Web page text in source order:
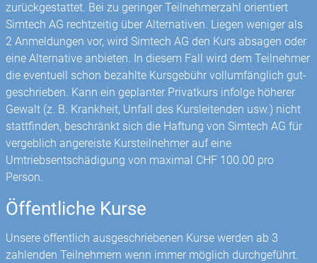
zurückgestattet. Bei zu geringer Teilnehmerzahl orientiert
Simtech AG rechtzeitig über Alternativen. Liegen weniger als
2 Anmeldungen vor, wird Simtech AG den Kurs absagen oder
eine Alternative anbieten. In diesem Fall wird dem Teilnehmer
die eventuell schon bezahlte Kursgebühr vollumfänglich gut­
geschrieben. Kann ein geplanter Privatkurs infolge höherer
Gewalt (z. B. Krankheit, Unfall des Kursleitenden usw.) nicht
stattfinden, beschränkt sich die Haftung von Simtech AG für
vergeblich angereiste Kursteilnehmer auf eine
Umtriebsentschädigung von maximal CHF 100.00 pro
Person.
Öffentliche Kurse
Unsere öffentlich ausgeschriebenen Kurse werden ab 3
zahlenden Teilnehmern wenn immer möglich durchgeführt.